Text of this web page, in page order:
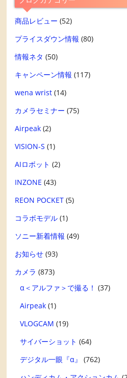
商品レビュー (52)
プライスダウン情報 (80)
情報ネタ (50)
キャンペーン情報 (117)
wena wrist (14)
カメラセミナー (75)
Airpeak (2)
VISION-S (1)
AIロボット (2)
INZONE (43)
REON POCKET (5)
コラボモデル (1)
ソニー新着情報 (49)
お知らせ (93)
カメラ (873)
α＜アルファ＞で撮る！ (37)
Airpeak (1)
VLOGCAM (19)
サイバーショット (64)
デジタル一眼『α』
(762)